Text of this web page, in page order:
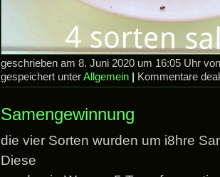
geschrieben am 8. Juni 2020 um 16:05 Uhr
gespeichert unterAllgemein Kommentare
Samengewinnung
die vier Sorten wurden um i8hre
Diese